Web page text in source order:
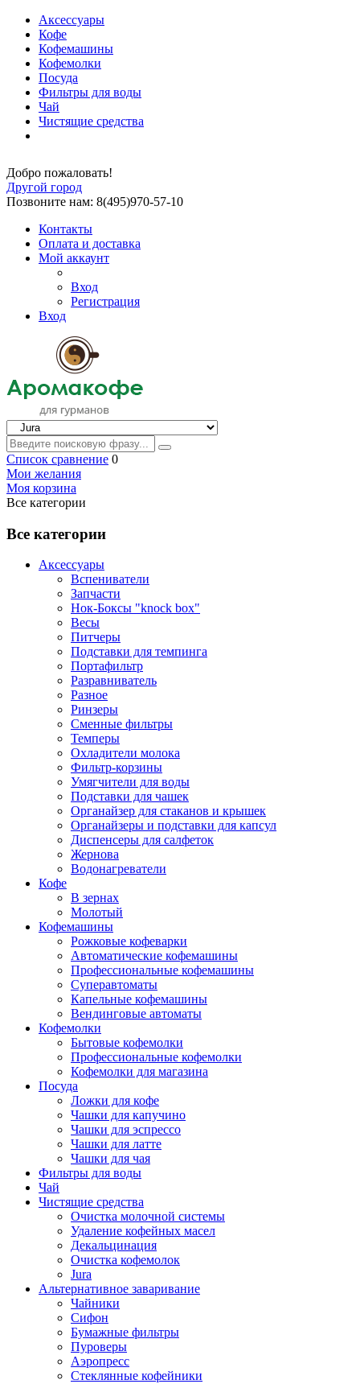
Аксессуары
Кофе
Кофемашины
Кофемолки
Посуда
Фильтры для воды
Чай
Чистящие средства
Добро пожаловать!
Другой город
Позвоните нам: 8(495)970-57-10
Контакты
Оплата и доставка
Мой аккаунт
Вход
Регистрация
Вход
Список сравнение 0
Мои желания
Моя корзина
Все категории
Все категории
Аксессуары
Вспениватели
Запчасти
Нок-Боксы "knock box"
Весы
Питчеры
Подставки для темпинга
Портафильтр
Разравниватель
Разное
Ринзеры
Сменные фильтры
Темперы
Охладители молока
Фильтр-корзины
Умягчители для воды
Подставки для чашек
Органайзер для стаканов и крышек
Органайзеры и подставки для капсул
Диспенсеры для салфеток
Жернова
Водонагреватели
Кофе
В зернах
Молотый
Кофемашины
Рожковые кофеварки
Автоматические кофемашины
Профессиональные кофемашины
Суперавтоматы
Капельные кофемашины
Вендинговые автоматы
Кофемолки
Бытовые кофемолки
Профессиональные кофемолки
Кофемолки для магазина
Посуда
Ложки для кофе
Чашки для капучино
Чашки для эспрессо
Чашки для латте
Чашки для чая
Фильтры для воды
Чай
Чистящие средства
Очистка молочной системы
Удаление кофейных масел
Декальцинация
Очистка кофемолок
Jura
Альтернативное заваривание
Чайники
Сифон
Бумажные фильтры
Пуроверы
Аэропресс
Стеклянные кофейники